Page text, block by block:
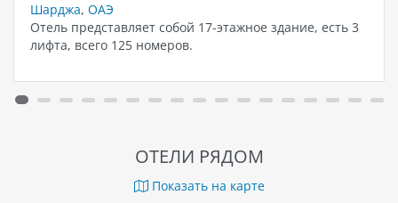
Шарджа, ОАЭ
Отель представляет собой 17-этажное здание, есть 3
лифта, всего 125 номеров.
ОТЕЛИ РЯДОМ
Показать на карте